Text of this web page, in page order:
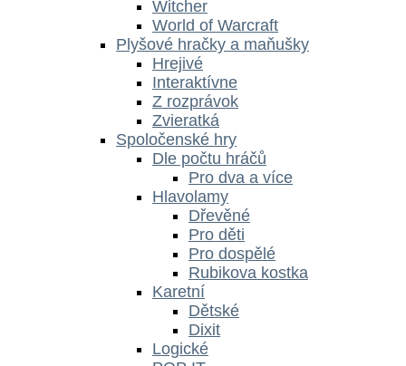
Witcher
World of Warcraft
Plyšové hračky a maňušky
Hrejivé
Interaktívne
Z rozprávok
Zvieratká
Spoločenské hry
Dle počtu hráčů
Pro dva a více
Hlavolamy
Dřevěné
Pro děti
Pro dospělé
Rubikova kostka
Karetní
Dětské
Dixit
Logické